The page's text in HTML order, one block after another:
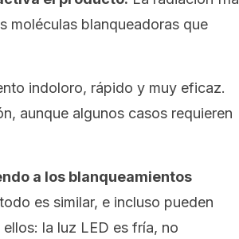
moléculas blanqueadoras que
indoloro, rápido y muy eficaz.
aunque algunos casos requieren
a los blanqueamientos
es similar, e incluso pueden
la luz LED es fría, no